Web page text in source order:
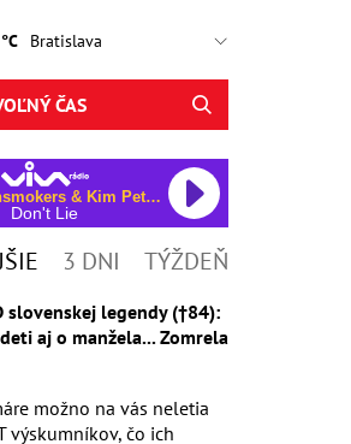
ČAS
The Chainsmokers & Kim Petras
Don't Lie
3 DNI TÝŽDEŇ
slovenskej legendy (†84):
aj o manžela... Zomrela
možno na vás neletia
výskumníkov, čo ich